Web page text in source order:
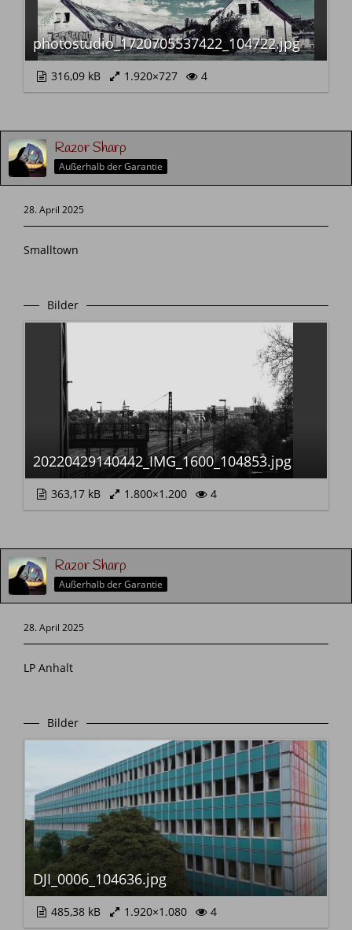
photostudio_1720705537422_104722.jpg
316,09 kB 1.920×727 4
Razor Sharp
Außerhalb der Garantie
28. April 2025
Smalltown
Bilder
20220429140442_IMG_1600_104853.jpg
363,17 kB 1.800×1.200 4
Razor Sharp
Außerhalb der Garantie
28. April 2025
LP Anhalt
Bilder
DJI_0006_104636.jpg
485,38 kB 1.920×1.080 4